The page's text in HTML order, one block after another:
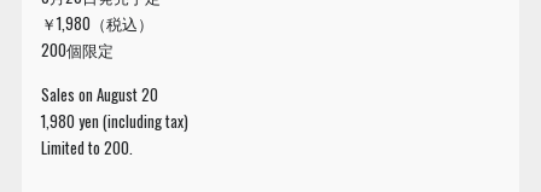
￥1,980（税込）
200個限定
Sales on August 20
1,980 yen (including tax)
Limited to 200.